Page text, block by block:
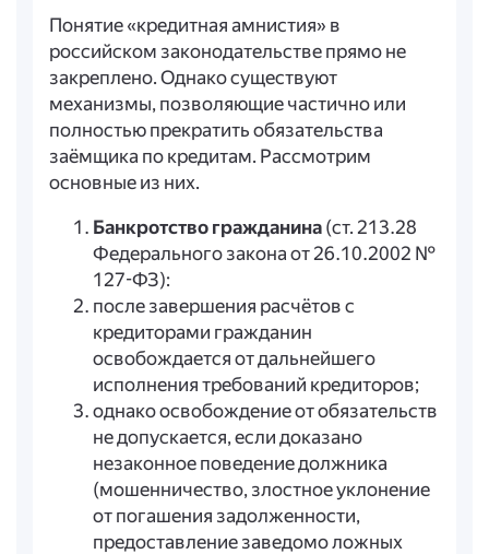
Понятие «кредитная амнистия» в
российском законодательстве прямо не
закреплено. Однако существуют
механизмы, позволяющие частично или
полностью прекратить обязательства
заёмщика по кредитам. Рассмотрим
основные из них.
Банкротство гражданина(ст. 213.28
Федерального закона от 26.10.2002 №
127-ФЗ):
после завершения расчётов с
кредиторами гражданин
освобождается от дальнейшего
исполнения требований кредиторов;
однако освобождение от обязательств
не допускается, если доказано
незаконное поведение должника
(мошенничество, злостное уклонение
от погашения задолженности,
предоставление заведомо ложных